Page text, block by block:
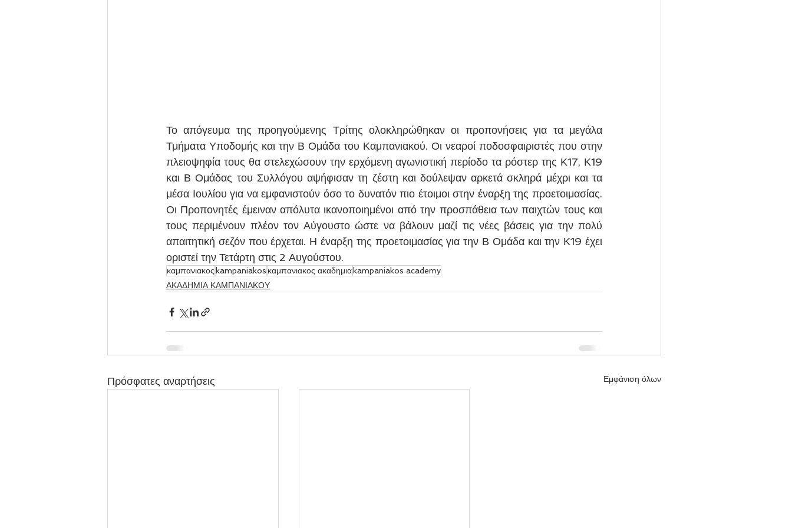
Το απόγευμα της προηγούμενης Τρίτης ολοκληρώθηκαν οι προπονήσεις για τα μεγάλα
Τμήματα Υποδομής και την Β Ομάδα του Καμπανιακού. Οι νεαροί ποδοσφαιριστές που στην
πλειοψηφία τους θα στελεχώσουν την ερχόμενη αγωνιστική περίοδο τα ρόστερ της Κ17, Κ19
και Β Ομάδας του Συλλόγου αψήφισαν τη ζέστη και δούλεψαν αρκετά σκληρά μέχρι και τα
μέσα Ιουλίου για να εμφανιστούν όσο το δυνατόν πιο έτοιμοι στην έναρξη της προετοιμασίας.
Οι Προπονητές έμειναν απόλυτα ικανοποιημένοι από την προσπάθεια των παιχτών τους και
τους περιμένουν πλέον τον Αύγουστο ώστε να βάλουν μαζί τις νέες βάσεις για την πολύ
απαιτητική σεζόν που έρχεται. Η έναρξη της προετοιμασίας για την Β Ομάδα και την Κ19 έχει
οριστεί την Τετάρτη στις 2 Αυγούστου.
καμπανιακος kampaniakos καμπανιακος ακαδημια kampaniakos academy
ΑΚΑΔΗΜΙΑ ΚΑΜΠΑΝΙΑΚΟΥ
Πρόσφατες αναρτήσεις Εμφάνιση όλων